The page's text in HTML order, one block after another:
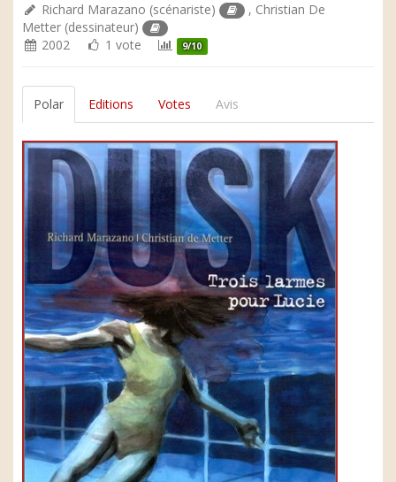
Richard Marazano (scénariste) , Christian De
Metter (dessinateur)
2002
1 vote 9/10
Polar Editions Votes Avis